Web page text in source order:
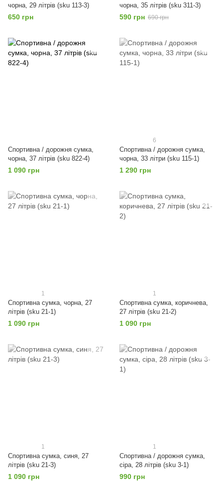
чорна, 29 літрів (sku 113-3)
650 грн
чорна, 35 літрів (sku 311-3)
590 грн 690 грн
Спортивна / дорожня сумка,
чорна, 37 літрів (sku 822-4)
1 090 грн
6
Спортивна / дорожня сумка,
чорна, 33 літри (sku 115-1)
1 290 грн
1
Спортивна сумка, чорна, 27
літрів (sku 21-1)
1 090 грн
1
Спортивна сумка, коричнева,
27 літрів (sku 21-2)
1 090 грн
1
Спортивна сумка, синя, 27
літрів (sku 21-3)
1 090 грн
1
Спортивна / дорожня сумка,
сіра, 28 літрів (sku 3-1)
990 грн